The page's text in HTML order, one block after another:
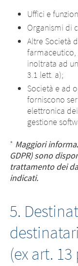
Uffici e
Organismi di
Altre Società
farmaceutico,
inoltrata ad
3.1 lett. a);
Società e ad
forniscono
elettronica
gestione
* Maggiori
GDPR) sono
trattamento dei
indicati.
5.
(ex art.